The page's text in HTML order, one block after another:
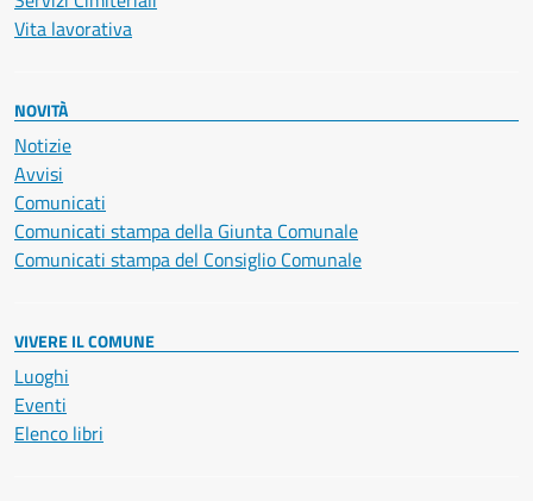
Vita lavorativa
NOVITÀ
Notizie
Avvisi
Comunicati
Comunicati stampa della Giunta Comunale
Comunicati stampa del Consiglio Comunale
VIVERE IL COMUNE
Luoghi
Eventi
Elenco libri